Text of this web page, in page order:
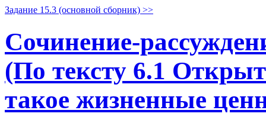
Задание 15.3 (основной сборник) >>
Сочинение-
(По тексту 6.1
такое жизненные